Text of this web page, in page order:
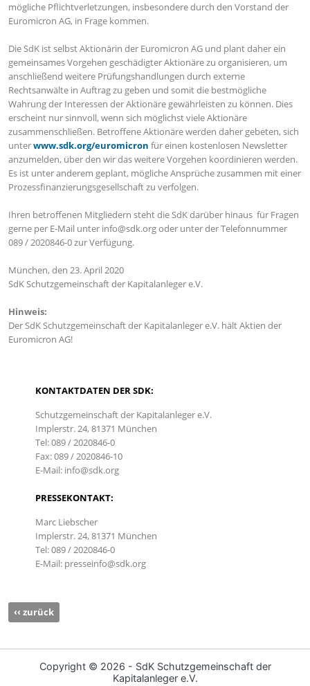
mögliche Pflichtverletzungen, insbesondere durch den Vorstand der
Euromicron AG, in Frage kommen.
Die SdK ist selbst Aktionärin der Euromicron AG und plant daher ein
gemeinsames Vorgehen geschädigter Aktionäre zu organisieren, um
anschließend weitere Prüfungshandlungen durch externe
Rechtsanwälte in Auftrag zu geben und somit die bestmögliche
Wahrung der Interessen der Aktionäre gewährleisten zu können. Dies
erscheint nur sinnvoll, wenn sich möglichst viele Aktionäre
zusammenschließen. Betroffene Aktionäre werden daher gebeten, sich
unterwww.sdk.org/euromicron für einen kostenlosen Newsletter
anzumelden, über den wir das weitere Vorgehen koordinieren werden.
Es ist unter anderem geplant, mögliche Ansprüche zusammen mit einer
Prozessfinanzierungsgesellschaft zu verfolgen.
Ihren betroffenen Mitgliedern steht die SdK darüber hinaus für Fragen
gerne per E-Mail unter info@sdk.org oder unter der Telefonnummer
089 / 2020846-0 zur Verfügung.
München, den 23. April 2020
SdK Schutzgemeinschaft der Kapitalanleger e.V.
Hinweis:
Der SdK Schutzgemeinschaft der Kapitalanleger e.V. hält Aktien der
Euromicron AG!
KONTAKTDATEN DER SDK:
Schutzgemeinschaft der Kapitalanleger e.V.
Implerstr. 24, 81371 München
Tel: 089 / 2020846-0
Fax: 089 / 2020846-10
E-Mail: info@sdk.org
PRESSEKONTAKT:
Marc Liebscher
Implerstr. 24, 81371 München
Tel: 089 / 2020846-0
E-Mail: presseinfo@sdk.org
‹‹ zurück
Copyright © 2026 - SdK Schutzgemeinschaft der
Kapitalanleger e.V.